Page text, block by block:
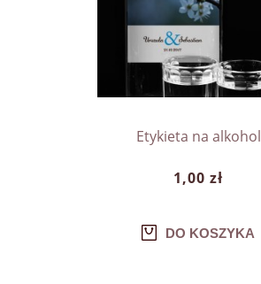
Etykieta na alkohol
1,00 zł
DO KOSZYKA